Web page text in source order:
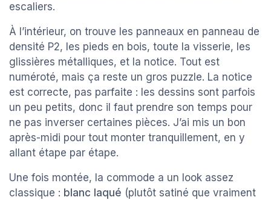
escaliers.
À l’intérieur, on trouve les panneaux en panneau de
densité P2, les pieds en bois, toute la visserie, les
glissières métalliques, et la notice. Tout est
numéroté, mais ça reste un gros puzzle. La notice
est correcte, pas parfaite : les dessins sont parfois
un peu petits, donc il faut prendre son temps pour
ne pas inverser certaines pièces. J’ai mis un bon
après-midi pour tout monter tranquillement, en y
allant étape par étape.
Une fois montée, la commode a un look assez
classique : blanc laqué (plutôt satiné que vraiment